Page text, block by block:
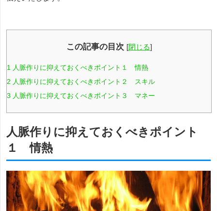
この記事の目次 [閉じる]
1 人脈作りに抑えておくべきポイント１ 情熱
2 人脈作りに抑えておくべきポイント２ スキル
3 人脈作りに抑えておくべきポイント３ マネー
人脈作りに抑えておくべきポイント
１ 情熱